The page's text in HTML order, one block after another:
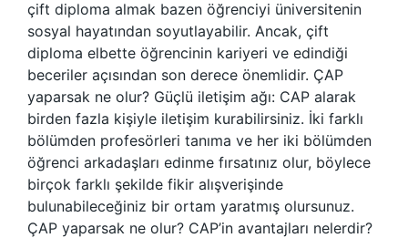
çift diploma almak bazen öğrenciyi üniversitenin
sosyal hayatından soyutlayabilir. Ancak, çift
diploma elbette öğrencinin kariyeri ve edindiği
beceriler açısından son derece önemlidir. ÇAP
yaparsak ne olur? Güçlü iletişim ağı: CAP alarak
birden fazla kişiyle iletişim kurabilirsiniz. İki farklı
bölümden profesörleri tanıma ve her iki bölümden
öğrenci arkadaşları edinme fırsatınız olur, böylece
birçok farklı şekilde fikir alışverişinde
bulunabileceğiniz bir ortam yaratmış olursunuz.
ÇAP yaparsak ne olur? CAP’in avantajları nelerdir?